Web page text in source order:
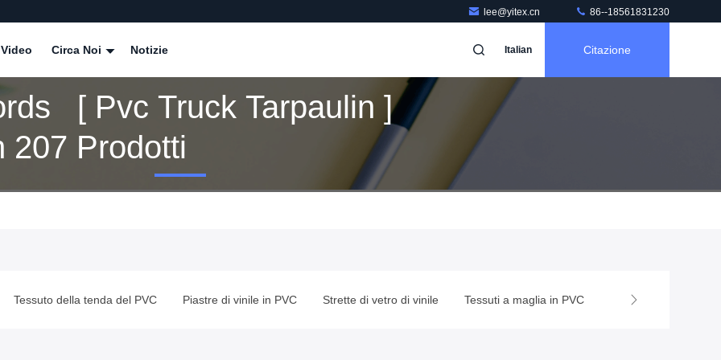
lee@yitex.cn 86--18561831230
Video Circa Noi Notizie Italian Citazione
[ Pvc Truck Tarpaulin ]
207 Prodotti
Piastre di vinile in PVC Strette di vetro di vinile Tessuti a maglia in PVC Copertura per autocarri in PVC Matto per